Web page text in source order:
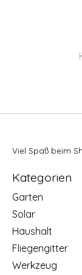
Viel Spaß beim
Kategorien
Garten
Solar
Haushalt
Fliegengitter
Werkzeug